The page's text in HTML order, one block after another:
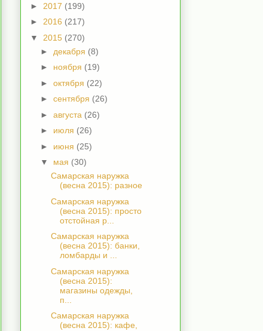
► 2017 (199)
► 2016 (217)
▼ 2015 (270)
► декабря (8)
► ноября (19)
► октября (22)
► сентября (26)
► августа (26)
► июля (26)
► июня (25)
▼ мая (30)
Самарская наружка
(весна 2015): разное
Самарская наружка
(весна 2015): просто
отстойная р...
Самарская наружка
(весна 2015): банки,
ломбарды и ...
Самарская наружка
(весна 2015):
магазины одежды,
п...
Самарская наружка
(весна 2015): кафе,